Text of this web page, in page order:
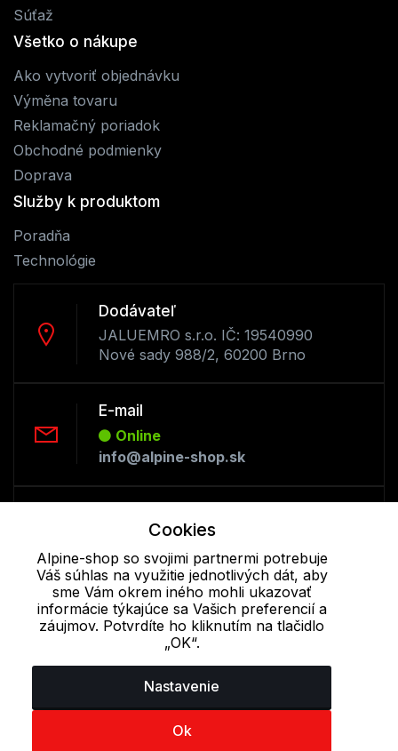
Súťaž
Všetko o nákupe
Ako vytvoriť objednávku
Výměna tovaru
Reklamačný poriadok
Obchodné podmienky
Doprava
Služby k produktom
Poradňa
Technológie
Dodávateľ
JALUEMRO s.r.o. IČ: 19540990
Nové sady 988/2, 60200 Brno
E-mail
Online
info@alpine-shop.sk
Offline
+421 277 270 053
Cookie - podrobné nastavenie| Ďalšie informácie|Spracovanie
osobných údajov
Cookies
Alpine-shop so svojimi partnermi potrebuje
Váš súhlas na využitie jednotlivých dát, aby
sme Vám okrem iného mohli ukazovať
informácie týkajúce sa Vašich preferencií a
záujmov. Potvrdíte ho kliknutím na tlačidlo
„OK“.
Nastavenie
Ok